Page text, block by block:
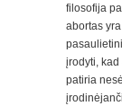
filosofija
abortas
įrodyti,
patiria